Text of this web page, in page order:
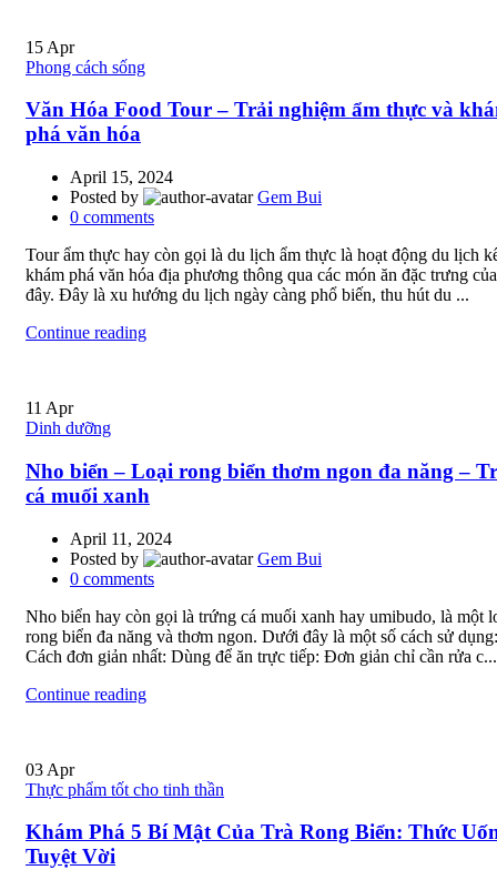
15 Apr
Phong cách sống
Văn Hóa Food Tour – Trải nghiệm ẩm thực và
phá văn hóa
April 15, 2024
Posted by
Gem Bui
0 comments
Tour ẩm thực hay còn gọi là du lịch ẩm thực là hoạt động du lịch
khám phá văn hóa địa phương thông qua các món ăn đặc trưng
đây. Đây là xu hướng du lịch ngày càng phổ biến, thu hút du ...
Continue reading
11 Apr
Dinh dưỡng
Nho biển – Loại rong biển thơm ngon đa năng –
cá muối xanh
April 11, 2024
Posted by
Gem Bui
0 comments
Nho biển hay còn gọi là trứng cá muối xanh hay umibudo, là một
rong biển đa năng và thơm ngon. Dưới đây là một số cách sử dụng:
Cách đơn giản nhất: Dùng để ăn trực tiếp: Đơn giản chỉ cần rửa c...
Continue reading
03 Apr
Thực phẩm tốt cho tinh thần
Khám Phá 5 Bí Mật Của Trà Rong Biển: Thức
Tuyệt Vời